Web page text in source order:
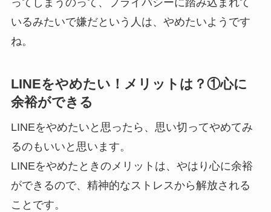
ってしまうのって、プライバシーに踏み込まれて
いるみたいで嫌だという人は、やめたいようです
ね。
LINEをやめたい！メリットは？①心に
余裕ができる
LINEをやめたいと思ったら、思い切ってやめてみ
るのもいいと思います。
LINEをやめたときのメリットは、やはり心に余裕
ができるので、精神的なストレスから解放される
ことです。